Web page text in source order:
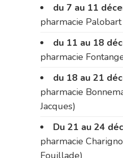
du 7 au 11
pharmacie
du 11 au 18
pharmacie
du 18 au 21
pharmacie
Jacques)
Du 21 au 24
pharmacie
Fouillade)